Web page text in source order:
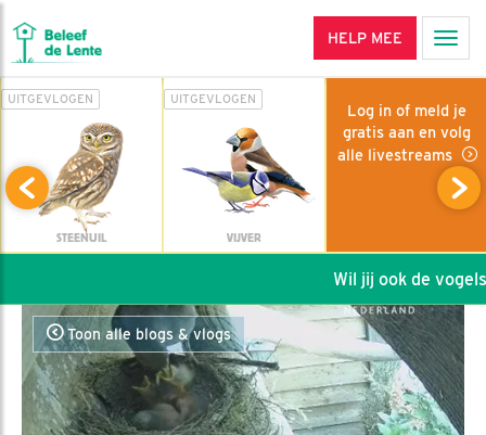
HELP MEE
UITGEVLOGEN
STEENUIL
UITGEVLOGEN
VIJVER
Log in of meld je
gratis aan en volg
alle livestreams
Wil jij ook de
Toon alle blogs & vlogs